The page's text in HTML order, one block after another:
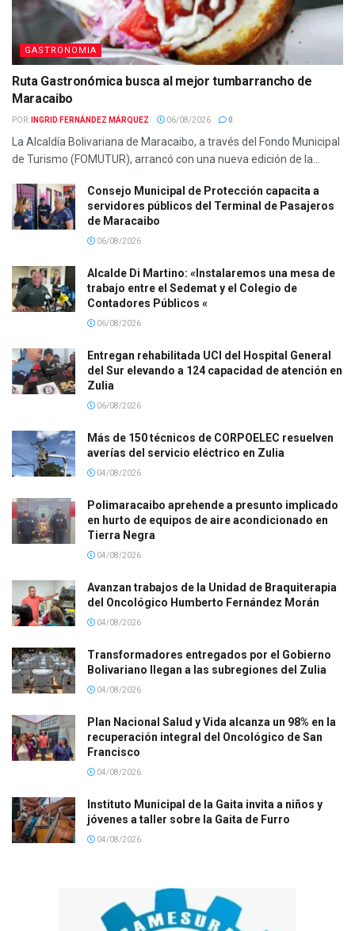
GASTRONOMIA
Ruta Gastronómica busca al mejor tumbarrancho de
Maracaibo
POR: INGRID FERNÁNDEZ MÁRQUEZ 06/08/2026 0
La Alcaldía Bolivariana de Maracaibo, a través del Fondo Municipal
de Turismo (FOMUTUR), arrancó con una nueva edición de la...
Consejo Municipal de Protección capacita a
servidores públicos del Terminal de Pasajeros
de Maracaibo
06/08/2026
Alcalde Di Martino: «Instalaremos una mesa de
trabajo entre el Sedemat y el Colegio de
Contadores Públicos «
06/08/2026
Entregan rehabilitada UCI del Hospital General
del Sur elevando a 124 capacidad de atención en
Zulia
06/08/2026
Más de 150 técnicos de CORPOELEC resuelven
averías del servicio eléctrico en Zulia
04/08/2026
Polimaracaibo aprehende a presunto implicado
en hurto de equipos de aire acondicionado en
Tierra Negra
04/08/2026
Avanzan trabajos de la Unidad de Braquiterapia
del Oncológico Humberto Fernández Morán
04/08/2026
Transformadores entregados por el Gobierno
Bolivariano llegan a las subregiones del Zulia
04/08/2026
Plan Nacional Salud y Vida alcanza un 98% en la
recuperación integral del Oncológico de San
Francisco
04/08/2026
Instituto Municipal de la Gaita invita a niños y
jóvenes a taller sobre la Gaita de Furro
04/08/2026